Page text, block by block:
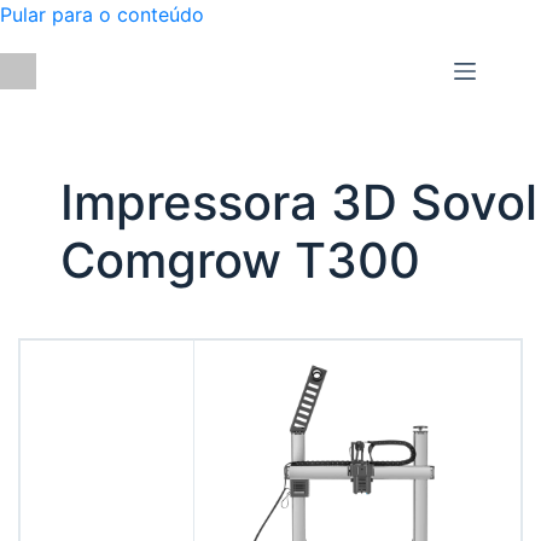
Pular para o conteúdo
Impressora 3D Sovol
Comgrow T300